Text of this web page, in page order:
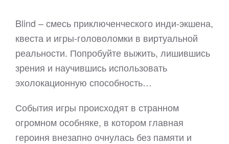
Blind – смесь приключенческого инди-экшена,
квеста и игры-головоломки в виртуальной
реальности. Попробуйте выжить, лишившись
зрения и научившись использовать
эхолокационную способность…
События игры происходят в странном
огромном особняке, в котором главная
героиня внезапно очнулась без памяти и